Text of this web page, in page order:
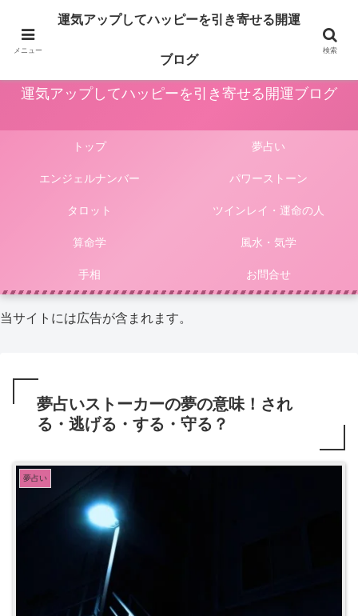
占いや風水、気学やパワーストーン等による運気アップ法は人生をより楽しく
豊かにしてくれます。このサイトではそんな様々な占いやパワーストーンによ
運気アップしてハッピーを引き寄せる開運ブログ
トップ 夢占い
エンジェルナンバー パワーストーン
タロット ツインレイ・運命の人
算命学 風水・気学
手相 お問合せ
当サイトには広告が含まれます。
夢占いストーカーの夢の意味！され
る・逃げる・する・守る？
夢占い
メニュー
運気アップしてハッピーを引き寄せる開運
ブログ
検索